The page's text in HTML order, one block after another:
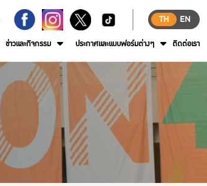
TH
EN
ข่าวและกิจกรรม ประกาศและแบบฟอร์มต่างๆ ติดต่อเรา